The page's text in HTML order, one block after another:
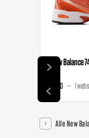
New Balance
€ 120 1
Alle New